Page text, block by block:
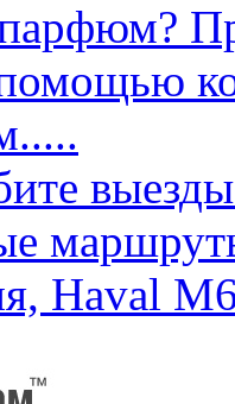
.....
Haval